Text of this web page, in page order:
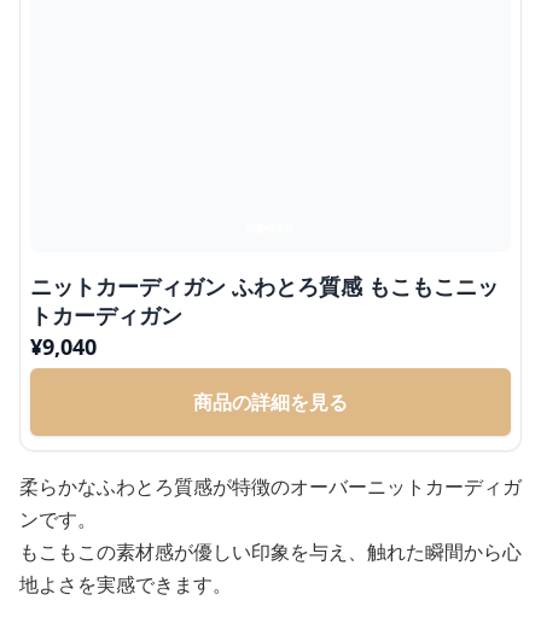
ニットカーディガン ふわとろ質感 もこもこニッ
トカーディガン
¥9,040
商品の詳細を見る
柔らかなふわとろ質感が特徴のオーバーニットカーディガ
ンです。
もこもこの素材感が優しい印象を与え、触れた瞬間から心
地よさを実感できます。